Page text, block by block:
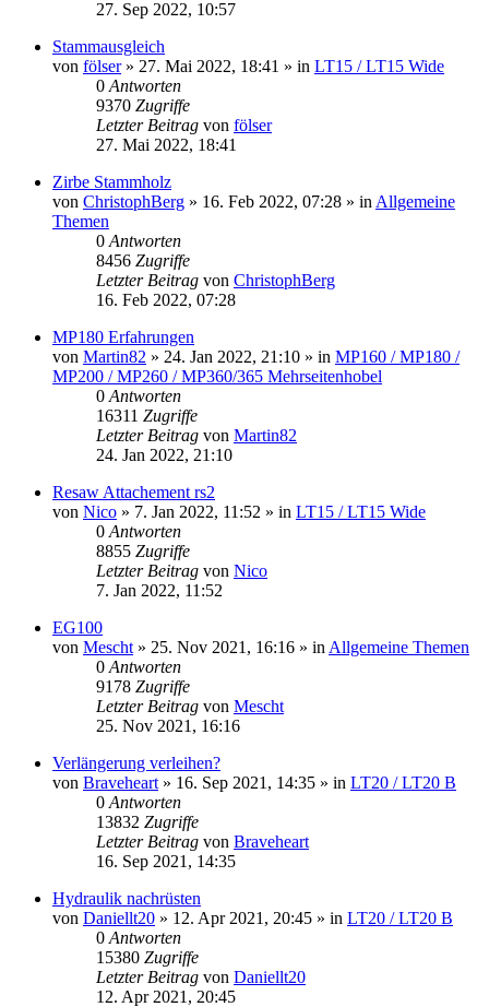
27. Sep 2022, 10:57
Stammausgleich
von fölser» 27. Mai 2022, 18:41 » in LT15 / LT15 Wide
0 Antworten
9370 Zugriffe
Letzter Beitrag von fölser
27. Mai 2022, 18:41
Zirbe Stammholz
von ChristophBerg » 16. Feb 2022, 07:28 » in Allgemeine
Themen
0 Antworten
8456 Zugriffe
Letzter Beitrag von ChristophBerg
16. Feb 2022, 07:28
MP180 Erfahrungen
von Martin82 » 24. Jan 2022, 21:10 » in MP160 / MP180 /
MP200 / MP260 / MP360/365 Mehrseitenhobel
0 Antworten
16311 Zugriffe
Letzter Beitrag von Martin82
24. Jan 2022, 21:10
Resaw Attachement rs2
von Nico » 7. Jan 2022, 11:52 » in LT15 / LT15 Wide
0 Antworten
8855 Zugriffe
Letzter Beitrag von Nico
7. Jan 2022, 11:52
EG100
von Mescht » 25. Nov 2021, 16:16 » in Allgemeine Themen
0 Antworten
9178 Zugriffe
Letzter Beitrag von Mescht
25. Nov 2021, 16:16
Verlängerung verleihen?
von Braveheart » 16. Sep 2021, 14:35 » in LT20 / LT20 B
0 Antworten
13832 Zugriffe
Letzter Beitrag von Braveheart
16. Sep 2021, 14:35
Hydraulik nachrüsten
von Daniellt20 » 12. Apr 2021, 20:45 » in LT20 / LT20 B
0 Antworten
15380 Zugriffe
Letzter Beitrag von Daniellt20
12. Apr 2021, 20:45